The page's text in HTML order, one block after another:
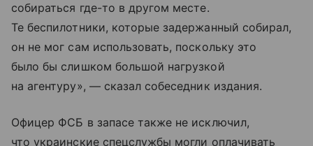
собираться где-то в другом месте.
Те беспилотники, которые задержанный собирал,
он не мог сам использовать, поскольку это
было бы слишком большой нагрузкой
на агентуру», — сказал собеседник издания.
Офицер ФСБ в запасе также не исключил,
что украинские спецслужбы могли оплачивать